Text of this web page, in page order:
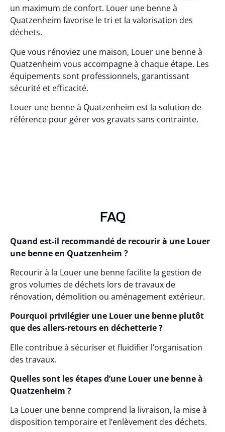
un maximum de confort. Louer une benne à
Quatzenheim favorise le tri et la valorisation des
déchets.
Que vous rénoviez une maison, Louer une benne à
Quatzenheim vous accompagne à chaque étape. Les
équipements sont professionnels, garantissant
sécurité et efficacité.
Louer une benne à Quatzenheim est la solution de
référence pour gérer vos gravats sans contrainte.
FAQ
Quand est-il recommandé de recourir à une Louer
une benne en Quatzenheim ?
Recourir à la Louer une benne facilite la gestion de
gros volumes de déchets lors de travaux de
rénovation, démolition ou aménagement extérieur.
Pourquoi privilégier une Louer une benne plutôt
que des allers-retours en déchetterie ?
Elle contribue à sécuriser et fluidifier l’organisation
des travaux.
Quelles sont les étapes d’une Louer une benne à
Quatzenheim ?
La Louer une benne comprend la livraison, la mise à
disposition temporaire et l’enlèvement des déchets.